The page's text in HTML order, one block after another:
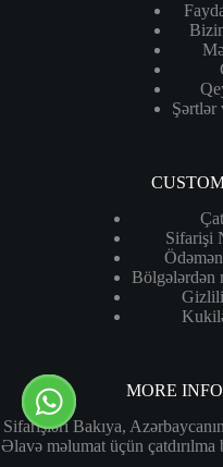
Şərtlər
Sifarişi
Bölgələrdən
MORE
Sifarişləri Bakıya,
Əlavə məlumat üçün